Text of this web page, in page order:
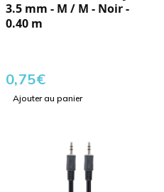
3.5 mm - M / M - Noir -
0.40 m
0,75€
Ajouter au panier